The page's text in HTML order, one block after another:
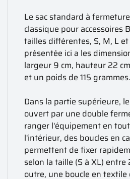
Le sac standard à
classique pour accessoires
tailles différentes, S, M, L
présentée ici a les
largeur 9 cm, hauteur 22
et un poids de 115 grammes.
Dans la partie supérieure,
ouvert par une double
ranger l'équipement en
l'intérieur, des boucles en
permettent de fixer
selon la taille (S à XL) entre
outre, une boucle en textile